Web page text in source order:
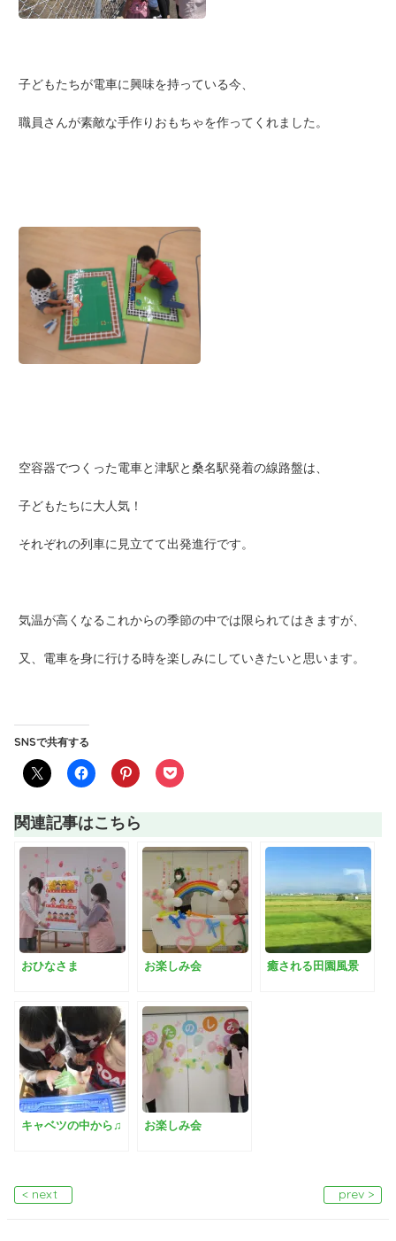
子どもたちが電車に興味を持っている今、
職員さんが素敵な手作りおもちゃを作ってくれました。
空容器でつくった電車と津駅と桑名駅発着の線路盤は、
子どもたちに大人気！
それぞれの列車に見立てて出発進行です。
気温が高くなるこれからの季節の中では限られてはきますが、
又、電車を身に行ける時を楽しみにしていきたいと思います。
SNSで共有する
関連記事はこちら
おひなさま お楽しみ会 癒される田園風景
キャベツの中から♫ お楽しみ会
< next prev >